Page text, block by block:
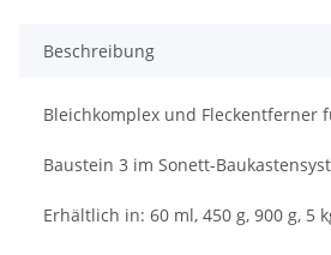
Beschreibung
Bleichkomplex und Fleckentferner
Baustein 3 im Sonett-
Erhältlich in: 60 ml, 450 g, 900 g, 5